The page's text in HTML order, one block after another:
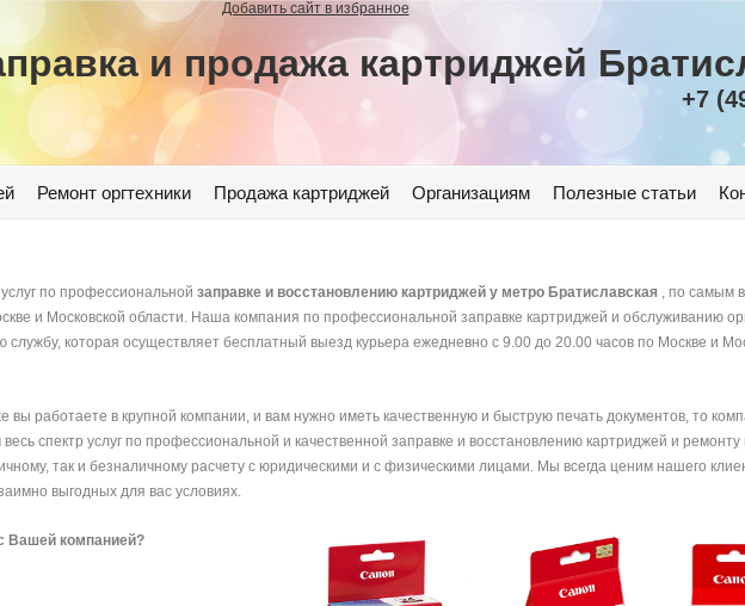
Добавить сайт в избранное
и продажа картриджей
+7
Ремонт оргтехники Продажа картриджей Организациям Полезные статьи
по профессиональной заправке и восстановлению картриджей у метро Братиславская , по самым
и Московской области. Наша компания по профессиональной заправке картриджей и обслуживанию
службу, которая осуществляет бесплатный выезд курьера ежедневно с 9.00 до 20.00 часов по Москве и
вы работаете в крупной компании, и вам нужно иметь качественную и быструю печать документов, то
спектр услуг по профессиональной и качественной заправке и восстановлению картриджей и ремонту
так и безналичному расчету с юридическими и с физическими лицами. Мы всегда ценим нашего
выгодных для вас условиях.
Вашей компанией?